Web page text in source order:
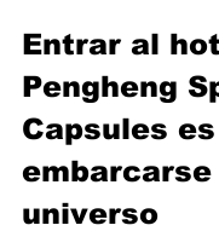
Entrar al
Pengheng
Capsules
embarcarse
universo